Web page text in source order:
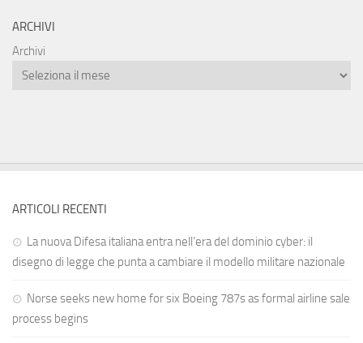
ARCHIVI
Archivi
ARTICOLI RECENTI
La nuova Difesa italiana entra nell’era del dominio cyber: il
disegno di legge che punta a cambiare il modello militare nazionale
Norse seeks new home for six Boeing 787s as formal airline sale
process begins